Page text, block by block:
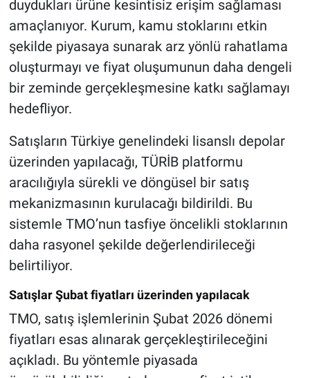
duydukları ürüne kesintisiz erişim sağlaması
amaçlanıyor. Kurum, kamu stoklarını etkin
şekilde piyasaya sunarak arz yönlü rahatlama
oluşturmayı ve fiyat oluşumunun daha dengeli
bir zeminde gerçekleşmesine katkı sağlamayı
hedefliyor.
Satışların Türkiye genelindeki lisanslı depolar
üzerinden yapılacağı, TÜRİB platformu
aracılığıyla sürekli ve döngüsel bir satış
mekanizmasının kurulacağı bildirildi. Bu
sistemle TMO’nun tasfiye öncelikli stoklarının
daha rasyonel şekilde değerlendirileceği
belirtiliyor.
Satışlar Şubat fiyatları üzerinden yapılacak
TMO, satış işlemlerinin Şubat 2026 dönemi
fiyatları esas alınarak gerçekleştirileceğini
açıkladı. Bu yöntemle piyasada